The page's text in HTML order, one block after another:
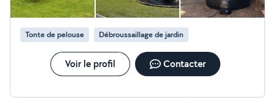
Tonte de pelouse Débroussaillage de jardin
Voir le profil Contacter